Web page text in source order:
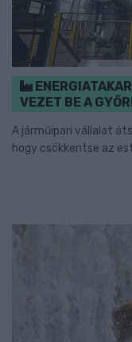
VEZET BE A
A járműipari vállalat
hogy csökkentse az